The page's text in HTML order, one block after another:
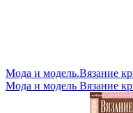
Мода и модель.Вязание
Мода и модель Вязание